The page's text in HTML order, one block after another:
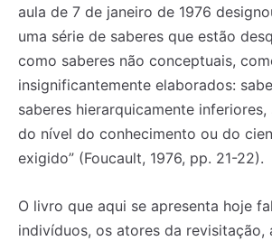
aula de 7 de janeiro de 1976
uma série de saberes que estão
como saberes não conceptuais,
insignificantemente elaborados:
saberes hierarquicamente inferiores,
do nível do conhecimento ou do
exigido” (Foucault, 1976, pp. 21-22).
O livro que aqui se apresenta hoje
indivíduos, os atores da revisitação,